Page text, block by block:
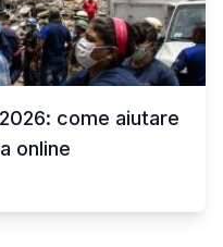
come aiutare
online